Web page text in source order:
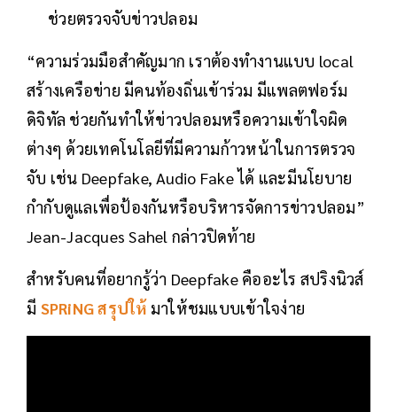
ช่วยตรวจจับข่าวปลอม
“ความร่วมมือสำคัญมาก เราต้องทำงานแบบ local
สร้างเครือข่าย มีคนท้องถิ่นเข้าร่วม มีแพลตฟอร์ม
ดิจิทัล ช่วยกันทำให้ข่าวปลอมหรือความเข้าใจผิด
ต่างๆ ด้วยเทคโนโลยีที่มีความก้าวหน้าในการตรวจ
จับ เช่น Deepfake, Audio Fake ได้ และมีนโยบาย
กำกับดูแลเพื่อป้องกันหรือบริหารจัดการข่าวปลอม”
Jean-Jacques Sahel กล่าวปิดท้าย
สำหรับคนที่อยากรู้ว่า Deepfake คืออะไร สปริงนิวส์
มี SPRiNG สรุปให้ มาให้ชมแบบเข้าใจง่าย